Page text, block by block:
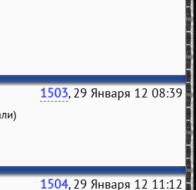
1503, 29 Января 12 08:39
1504, 29 Января 12 11:12